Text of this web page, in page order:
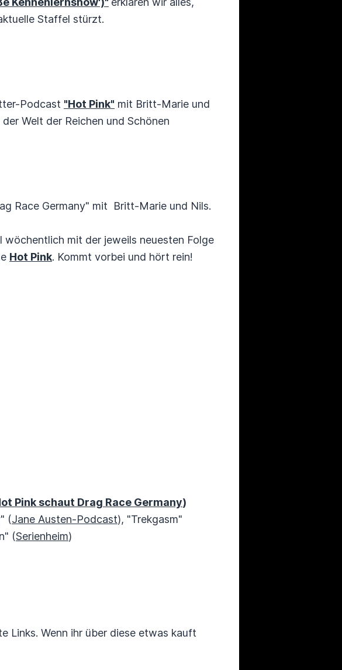
Staffel stürzt.
Podcast "Hot Pink" mit Britt-Marie und
Welt der Reichen und Schönen
Race Germany" mit Britt-Marie und Nils.
mit der jeweils neuesten Folge
Hot Pink. Kommt vorbei und hört rein!
Pink schaut Drag Race Germany)
(Jane Austen-Podcast), "Trekgasm"
(Serienheim)
Links. Wenn ihr über diese etwas kauft